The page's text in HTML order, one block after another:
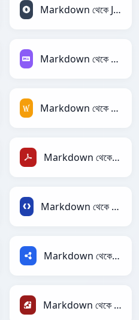
Markdown থেকে JSONLines
Markdown থেকে Markdown
Markdown থেকে MediaWiki
Markdown থেকে PDF
Markdown থেকে Protobuf
Markdown থেকে RDF
Markdown থেকে Ruby